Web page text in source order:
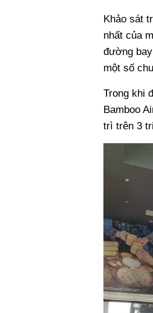
Khảo sát
nhất của
đường
một số
Trong khi
Bamboo
trì trên 3